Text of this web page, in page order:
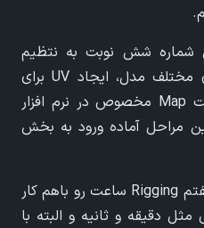
شماره شش نوبت به نتظیم
Material ID برای بخش های مختلف مدل، ایجاد UV برای
تعدادی از آبجکت ها و ساخت Map مخصوص در نرم افزار
مراحل آماده ورود به بخش
: در آموزش هفتم Rigging ساعت رو باهم کار
مثل دقیقه و ثانیه و البته با